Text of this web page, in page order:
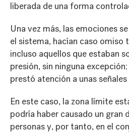
liberada de una forma
Una vez más, las emociones
el sistema, hacían caso omiso
incluso aquellos que estaban
presión, sin ninguna
prestó atención a unas
En este caso, la zona límite
podría haber causado un gran
personas y, por tanto, en el